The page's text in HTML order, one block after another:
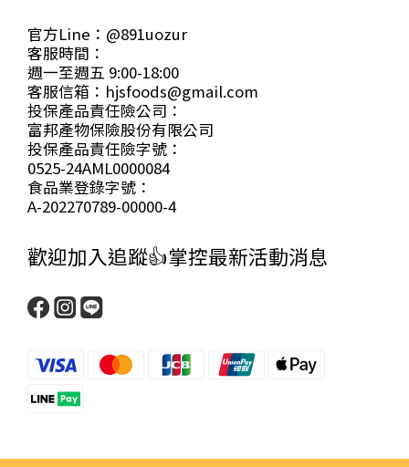
官方Line：@891uozur
客服時間：
週一至週五 9:00-18:00
客服信箱：hjsfoods@gmail.com
投保產品責任險公司：
富邦產物保險股份有限公司
投保產品責任險字號：
0525-24AML0000084
食品業登錄字號：
A-202270789-00000-4
歡迎加入追蹤👍掌控最新活動消息